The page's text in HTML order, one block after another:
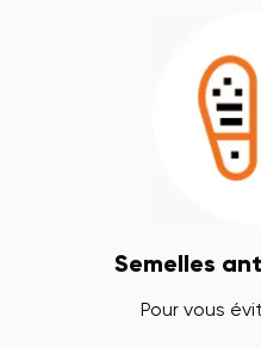
Semelles
Pour vous